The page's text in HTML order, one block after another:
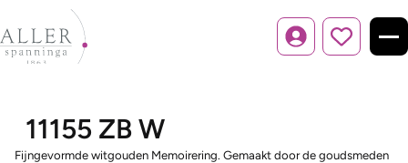
Inloggen
11155 ZB W
Fijngevormde witgouden Memoirering. Gemaakt door de goudsmeden